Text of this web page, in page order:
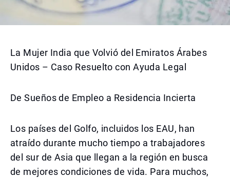
La Mujer India que Volvió del Emiratos Árabes
Unidos – Caso Resuelto con Ayuda Legal
De Sueños de Empleo a Residencia Incierta
Los países del Golfo, incluidos los EAU, han
atraído durante mucho tiempo a trabajadores
del sur de Asia que llegan a la región en busca
de mejores condiciones de vida. Para muchos,